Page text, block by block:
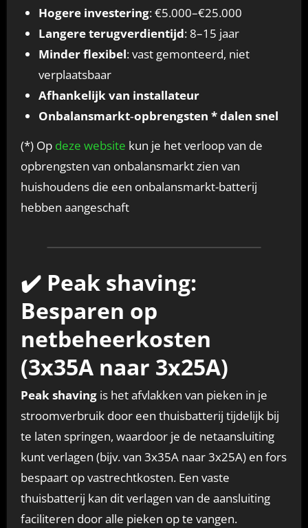
Hogere investering: €5.000–€25.000
Langere terugverdientijd: 8–15 jaar
Minder flexibel: vast gemonteerd, niet
verplaatsbaar
Afhankelijk van installateur
Onbalansmarkt‑opbrengsten * dalen snel
(*) Op deze website kun je het verloop van de
opbrengsten van onbalansmarkt zien van
huishoudens die een onbalansmarkt-batterij
hebben aangeschaft
✔️ Peak shaving:
Besparen op
netbeheerkosten
(3x35A naar 3x25A)
Peak shaving is het afvlakken van pieken in je
stroomverbruik door een thuisbatterij tijdelijk bij
te laten springen, waardoor je de netaansluiting
kunt verlagen (bijv. van 3x35A naar 3x25A) en fors
bespaart op vastrechtkosten. Een vaste
thuisbatterij kan dit verlagen van de aansluiting
faciliteren door alle pieken op te vangen.